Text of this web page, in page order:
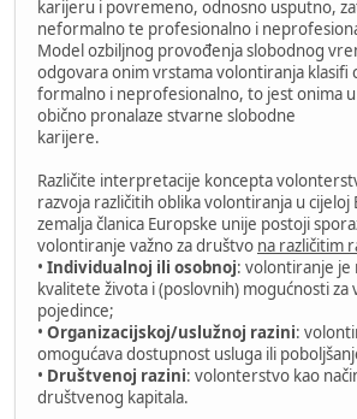
karijeru i povremeno, odnosno usputno,
neformalno te profesionalno i
Model ozbiljnog provođenja slobodnog
odgovara onim vrstama volontiranja klasiﬁ
formalno i neprofesionalno, to jest onima
obično pronalaze stvarne slobodne
karijere.
Različite interpretacije koncepta
razvoja različitih oblika volontiranja u cijeloj
zemalja članica Europske unije postoji
volontiranje važno za društvo na različitim
• Individualnoj ili osobnoj: volontiranje je
kvalitete života i (poslovnih) mogućnosti za
pojedince;
• Organizacijskoj/uslužnoj razini:
omogućava dostupnost usluga ili
• Društvenoj razini: volonterstvo kao
društvenog kapitala.